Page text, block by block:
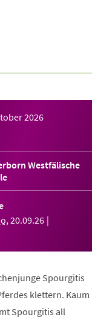
2026
Westfälische
,20.09.26
Spourgitis
klettern. Kaum
Spourgitis all